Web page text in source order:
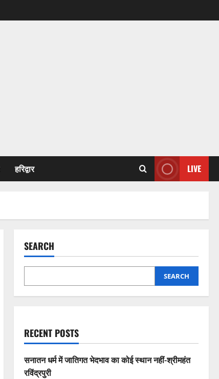
हरिद्वार LIVE
SEARCH
SEARCH
RECENT POSTS
सनातन धर्म में जातिगत भेदभाव का कोई स्थान नहीं-श्रीमहंत
रविंद्रपुरी